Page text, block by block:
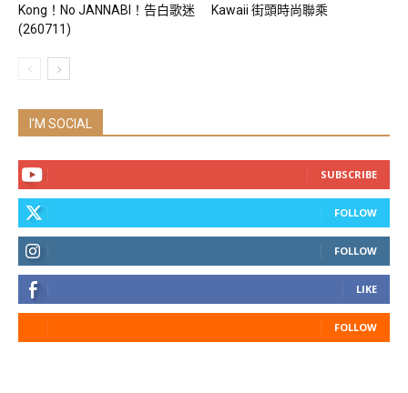
Kong！No JANNABI！告白歌迷
(260711)
Kawaii 街頭時尚聯乘
I'M SOCIAL
SUBSCRIBE
FOLLOW
FOLLOW
LIKE
FOLLOW